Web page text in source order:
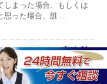
しまった場合、もしくは
思った場合、誰 ...
るおすすめの事務所
材や債務整理の相談を行